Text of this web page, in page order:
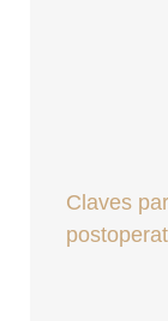
Claves